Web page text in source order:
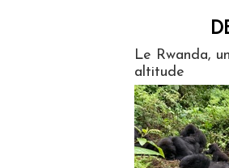
Le Rwanda,
altitude